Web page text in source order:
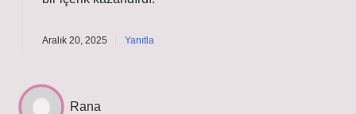
Aralık 20, 2025 Yanıtla
Rana